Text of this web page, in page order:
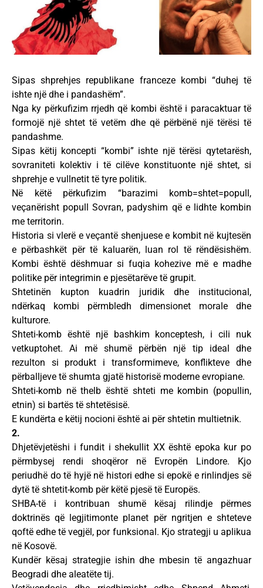
Sipas shprehjes republikane franceze kombi “duhej të
ishte një dhe i pandashëm”.
Nga ky përkufizim rrjedh që kombi është i paracaktuar të
formojë një shtet të vetëm dhe që përbënë një tërësi të
pandashme.
Sipas këtij koncepti “kombi” ishte një tërësi qytetarësh,
sovraniteti kolektiv i të cilëve konstituonte një shtet, si
shprehje e vullnetit të tyre politik.
Në këtë përkufizim “barazimi komb=shtet=popull,
veçanërisht popull Sovran, padyshim që e lidhte kombin
me territorin.
Historia si vlerë e veçantë shenjuese e kombit në kujtesën
e përbashkët për të kaluarën, luan rol të rëndësishëm.
Kombi është dëshmuar si fuqia kohezive më e madhe
politike për integrimin e pjesëtarëve të grupit.
Shtetinën kupton kuadrin juridik dhe institucional,
ndërkaq kombi përmbledh dimensionet morale dhe
kulturore.
Shteti-komb është një bashkim konceptesh, i cili nuk
vetkuptohet. Ai më shumë përbën një tip ideal dhe
rezulton si produkt i transformimeve, konflikteve dhe
përballjeve të shumta gjatë historisë moderne evropiane.
Shteti-komb në thelb është shteti me kombin (popullin,
etnin) si bartës të shtetësisë.
E kundërta e këtij nocioni është ai për shtetin multietnik.
2.
Dhjetëvjetëshi i fundit i shekullit XX është epoka kur po
përmbysej rendi shoqëror në Evropën Lindore. Kjo
periudhë do të hyjë në histori edhe si epokë e rinlindjes së
dytë të shtetit-komb për këtë pjesë të Europës.
SHBA-të i kontribuan shumë kësaj rilindje përmes
doktrinës që legjitimonte planet për ngritjen e shteteve
qoftë edhe të vegjël, por funksional. Kjo strategji u aplikua
në Kosovë.
Kundër kësaj strategjie ishin dhe mbesin të angazhuar
Beogradi dhe aleatëte tij.